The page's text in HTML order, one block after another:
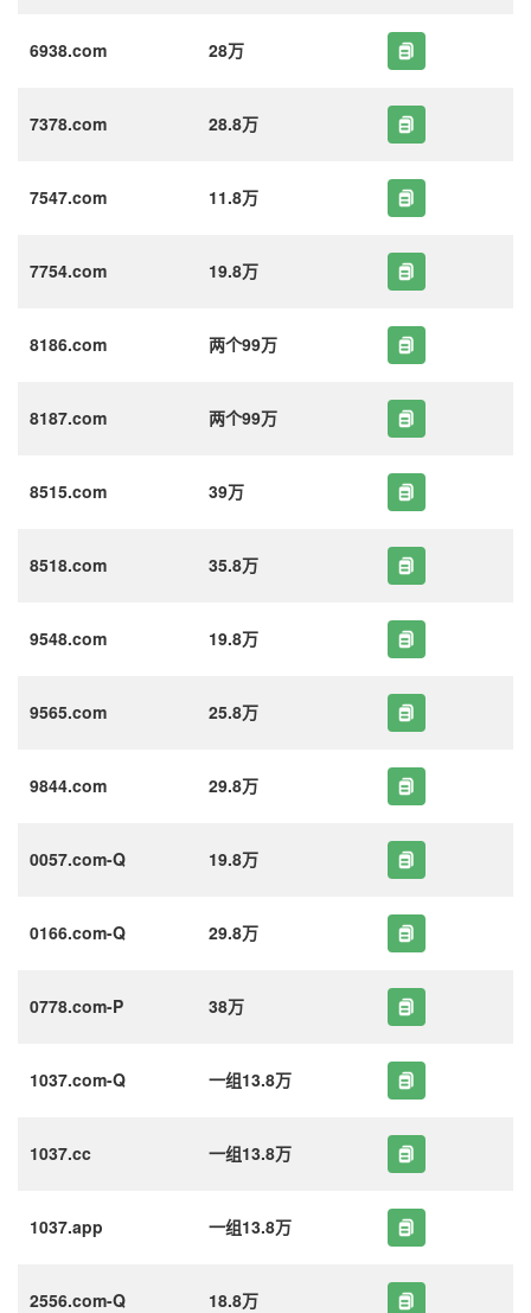
6938.com 28万
7378.com 28.8万
7547.com 11.8万
7754.com 19.8万
8186.com 两个99万
8187.com 两个99万
8515.com 39万
8518.com 35.8万
9548.com 19.8万
9565.com 25.8万
9844.com 29.8万
0057.com-Q 19.8万
0166.com-Q 29.8万
0778.com-P 38万
1037.com-Q 一组13.8万
1037.cc 一组13.8万
1037.app 一组13.8万
2556.com-Q 18.8万